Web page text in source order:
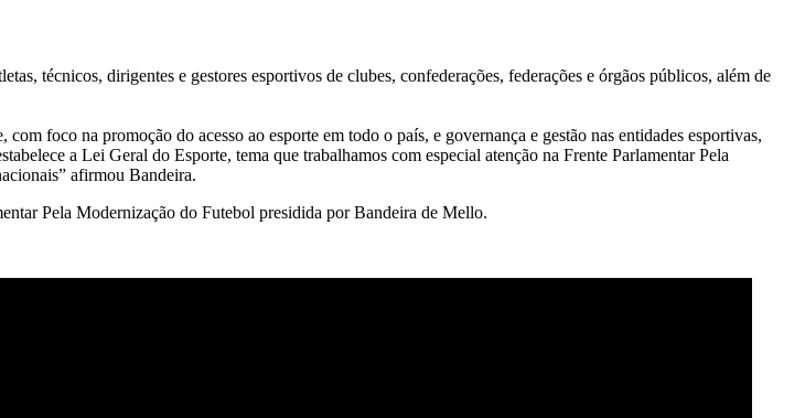
técnicos, dirigentes e gestores esportivos de clubes, confederações, federações e órgãos públicos, além de
foco na promoção do acesso ao esporte em todo o país, e governança e gestão nas entidades esportivas,
a Lei Geral do Esporte, tema que trabalhamos com especial atenção na Frente Parlamentar Pela
afirmou Bandeira.
Pela Modernização do Futebol presidida por Bandeira de Mello.